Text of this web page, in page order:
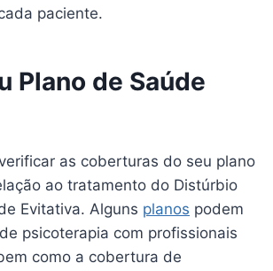
paciente.
Plano de Saúde
as coberturas do seu plano
ao tratamento do Distúrbio
Evitativa. Alguns planos podem
psicoterapia com profissionais
como a cobertura de